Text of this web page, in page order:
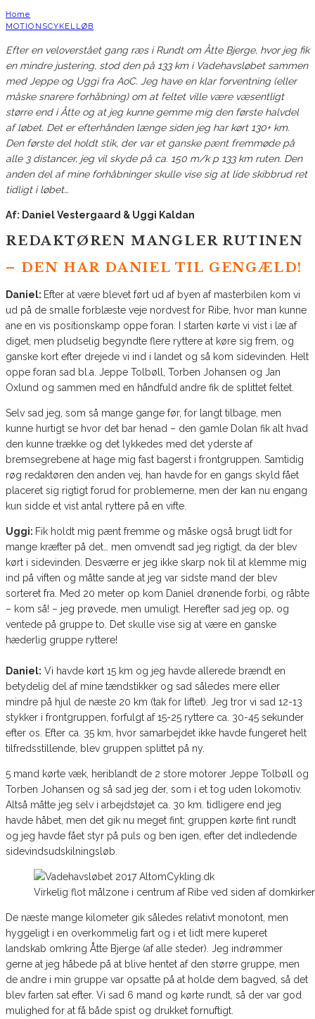
Home
MOTIONSCYKELLØB
Efter en veloverstået gang ræs i Rundt om Åtte Bjerge, hvor jeg fik
en mindre justering, stod den på 133 km i Vadehavsløbet sammen
med Jeppe og Uggi fra AoC. Jeg have en klar forventning (eller
måske snarere forhåbning) om at feltet ville være væsentligt
større end i Åtte og at jeg kunne gemme mig den første halvdel
af løbet. Det er efterhånden længe siden jeg har kørt 130+ km.
Den første del holdt stik, der var et ganske pænt fremmøde på
alle 3 distancer, jeg vil skyde på ca. 150 m/k p 133 km ruten. Den
anden del af mine forhåbninger skulle vise sig at lide skibbrud ret
tidligt i løbet…
Af: Daniel Vestergaard & Uggi Kaldan
REDAKTØREN MANGLER RUTINEN
– DEN HAR DANIEL TIL GENGÆLD!
Daniel: Efter at være blevet ført ud af byen af masterbilen kom vi
ud på de smalle forblæste veje nordvest for Ribe, hvor man kunne
ane en vis positionskamp oppe foran. I starten kørte vi vist i læ af
diget, men pludselig begyndte flere ryttere at køre sig frem, og
ganske kort efter drejede vi ind i landet og så kom sidevinden. Helt
oppe foran sad bl.a. Jeppe Tolbøll, Torben Johansen og Jan
Oxlund og sammen med en håndfuld andre fik de splittet feltet.
Selv sad jeg, som så mange gange før, for langt tilbage, men
kunne hurtigt se hvor det bar henad – den gamle Dolan fik alt hvad
den kunne trække og det lykkedes med det yderste af
bremsegrebene at hage mig fast bagerst i frontgruppen. Samtidig
røg redaktøren den anden vej, han havde for en gangs skyld fået
placeret sig rigtigt forud for problemerne, men der kan nu engang
kun sidde et vist antal ryttere på en vifte.
Uggi: Fik holdt mig pænt fremme og måske også brugt lidt for
mange kræfter på det… men omvendt sad jeg rigtigt, da der blev
kørt i sidevinden. Desværre er jeg ikke skarp nok til at klemme mig
ind på viften og måtte sande at jeg var sidste mand der blev
sorteret fra. Med 20 meter op kom Daniel drønende forbi, og råbte
– kom så! – jeg prøvede, men umuligt. Herefter sad jeg op, og
ventede på gruppe to. Det skulle vise sig at være en ganske
hæderlig gruppe ryttere!
Daniel: Vi havde kørt 15 km og jeg havde allerede brændt en
betydelig del af mine tændstikker og sad således mere eller
mindre på hjul de næste 20 km (tak for liftet). Jeg tror vi sad 12-13
stykker i frontgruppen, forfulgt af 15-25 ryttere ca. 30-45 sekunder
efter os. Efter ca. 35 km, hvor samarbejdet ikke havde fungeret helt
tilfredsstillende, blev gruppen splittet på ny.
5 mand kørte væk, heriblandt de 2 store motorer Jeppe Tolbøll og
Torben Johansen og så sad jeg der, som i et tog uden lokomotiv.
Altså måtte jeg selv i arbejdstøjet ca. 30 km. tidligere end jeg
havde håbet, men det gik nu meget fint; gruppen kørte fint rundt
og jeg havde fået styr på puls og ben igen, efter det indledende
sidevindsudskilningsløb.
Virkelig flot målzone i centrum af Ribe ved siden af
De næste mange kilometer gik således relativt monotont, men
hyggeligt i en overkommelig fart og i et lidt mere kuperet
landskab omkring Åtte Bjerge (af alle steder). Jeg indrømmer
gerne at jeg håbede på at blive hentet af den større gruppe, men
de andre i min gruppe var opsatte på at holde dem bagved, så det
blev farten sat efter. Vi sad 6 mand og kørte rundt, så der var god
mulighed for at få både spist og drukket fornuftigt.